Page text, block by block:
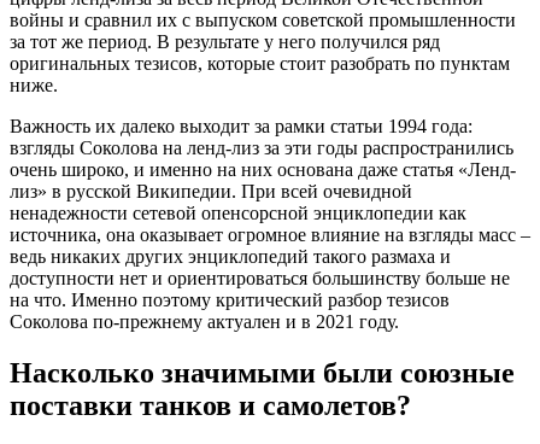
войны и сравнил их с выпуском советской промышленности
за тот же период. В результате у него получился ряд
оригинальных тезисов, которые стоит разобрать по пунктам
ниже.
Важность их далеко выходит за рамки статьи 1994 года:
взгляды Соколова на ленд-лиз за эти годы распространились
очень широко, и именно на них основана даже статья «Ленд-
лиз» в русской Википедии. При всей очевидной
ненадежности сетевой опенсорсной энциклопедии как
источника, она оказывает огромное влияние на взгляды масс –
ведь никаких других энциклопедий такого размаха и
доступности нет и ориентироваться большинству больше не
на что. Именно поэтому критический разбор тезисов
Соколова по-прежнему актуален и в 2021 году.
Насколько значимыми были союзные
поставки танков и самолетов?